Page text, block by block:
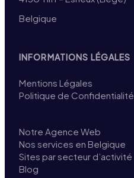
Belgique
INFORMATIONS LÉGALES
Mentions Légales
Politique de Confidentialité
Notre Agence Web
Nos services en Belgique
Sites par secteur d’activité
Blog